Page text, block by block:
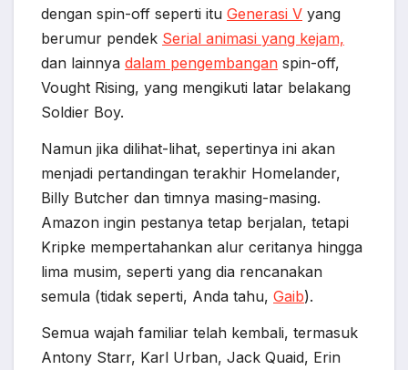
dengan spin-off seperti itu Generasi V yang
berumur pendek Serial animasi yang kejam,
dan lainnya dalam pengembangan spin-off,
Vought Rising, yang mengikuti latar belakang
Soldier Boy.
Namun jika dilihat-lihat, sepertinya ini akan
menjadi pertandingan terakhir Homelander,
Billy Butcher dan timnya masing-masing.
Amazon ingin pestanya tetap berjalan, tetapi
Kripke mempertahankan alur ceritanya hingga
lima musim, seperti yang dia rencanakan
semula (tidak seperti, Anda tahu, Gaib).
Semua wajah familiar telah kembali, termasuk
Antony Starr, Karl Urban, Jack Quaid, Erin